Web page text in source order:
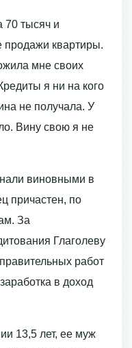
70 тысяч и
продажи квартиры.
мне своих
я ни на кого
не получала. У
Вину свою я не
виновными в
причастен, по
За
Глаголеву
работ
в доход
13,5 лет, ее муж